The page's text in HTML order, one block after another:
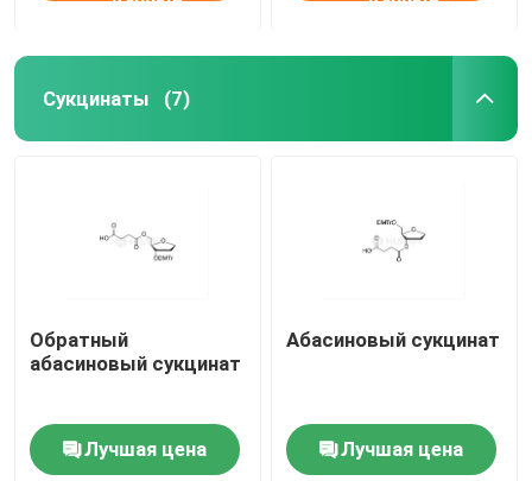
Сукцинаты (7)
Обратный
абасиновый сукцинат
Лучшая цена
Абасиновый сукцинат
Лучшая цена